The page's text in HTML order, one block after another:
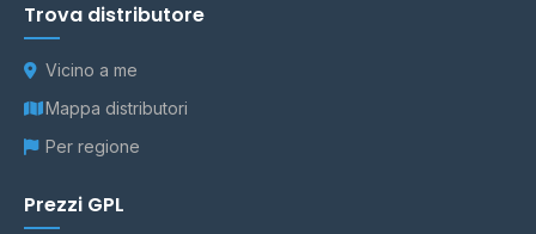
Trova distributore
Vicino a me
Mappa distributori
Per regione
Prezzi GPL